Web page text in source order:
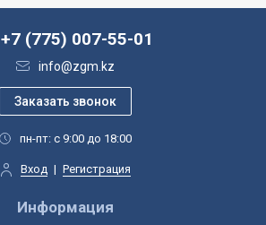
+7 (775) 007-55-01
info@zgm.kz
пн-пт: с 9:00 до 18:00
Вход | Регистрация
Информация